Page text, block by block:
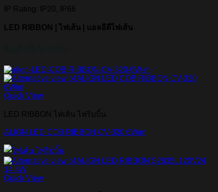
IP Rating: IP20, IP66
LED RIBBON | ไฟเส้น | แอลอีดีไฟเส้น
Quick View
LED RIBBON ไฟเส้น ไฟริบบิ้น
ALIGN LED COB RIBBON CV-320 6W/m
Quick View